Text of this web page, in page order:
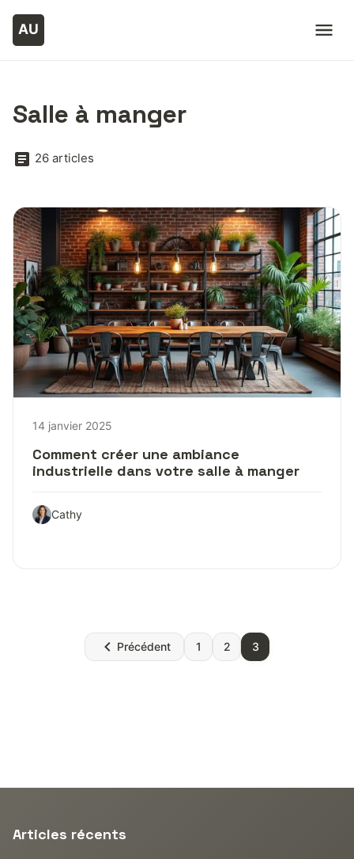
Salle à manger
26 articles
14 janvier 2025
Comment créer une ambiance
industrielle dans votre salle à manger
Cathy
Pagination
des
Précédent 1 2 3
Articles récents